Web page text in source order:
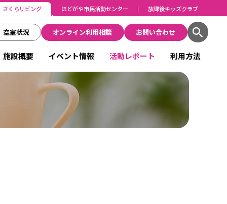
さくらリビング ほどがや市民活動センター 放課後キッズクラブ
空室状況 オンライン利用相談 お問い合わせ
施設概要 イベント情報 活動レポート 利用方法